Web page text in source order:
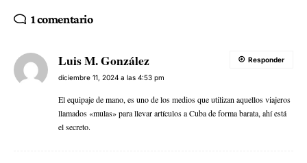
1 comentario
Luis M. González
diciembre 11, 2024 a las 4:53 pm
El equipaje de mano, es uno de los medios que utilizan aquellos viajeros
llamados «mulas» para llevar artículos a Cuba de forma barata, ahí está
el secreto.
Responder